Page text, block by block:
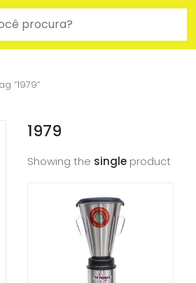
“1979”
1979
Showing the single product